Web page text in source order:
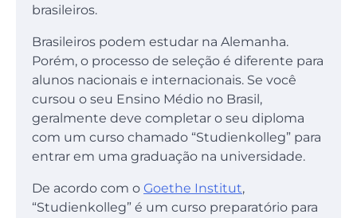
brasileiros.
Brasileiros podem estudar na Alemanha.
Porém, o processo de seleção é diferente para
alunos nacionais e internacionais. Se você
cursou o seu Ensino Médio no Brasil,
geralmente deve completar o seu diploma
com um curso chamado “Studienkolleg” para
entrar em uma graduação na universidade.
De acordo com o Goethe Institut,
“Studienkolleg” é um curso preparatório para